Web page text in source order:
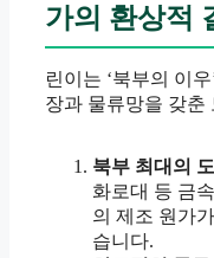
가의 환상적
린이는 ‘북부의 이
장과 물류망을 갖춘
북부 최대의
화로대 등 금
의 제조 원가
습니다.